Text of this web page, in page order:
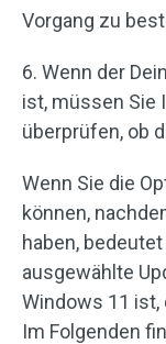
Vorgang zu
6. Wenn der
ist, müssen Sie
überprüfen, ob
Wenn Sie die
können,
haben,
ausgewählte
Windows 11
Im Folgenden